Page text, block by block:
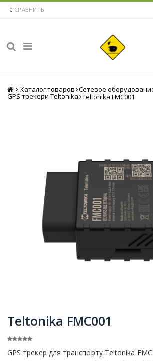
0 СРАВНИТЬ
Главная
Каталог товаров Сетевое
GPS трекери Teltonika Teltonika FMC001
Teltonika FMC001
GPS трекер для транспорту Teltonika